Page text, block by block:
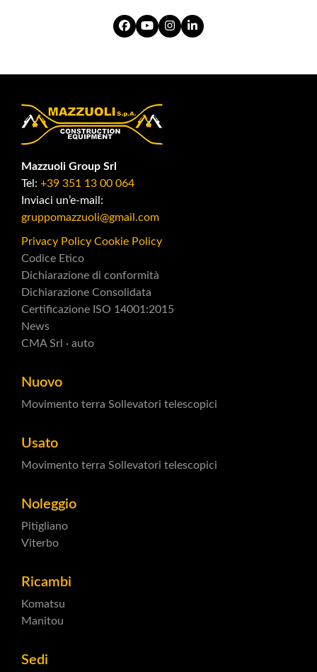
Facebook
YouTubeInstagram
LinkedIn
Mazzuoli Group Srl
Tel: +39 351 13 00 064
Inviaci un’e-mail:
gruppomazzuoli@gmail.com
Privacy Policy Cookie Policy
Codice Etico
Dichiarazione di conformità
Dichiarazione Consolidata
Certificazione ISO 14001:2015
News
CMA Srl · auto
Nuovo
Movimento terra Sollevatori telescopici
Usato
Movimento terra Sollevatori telescopici
Noleggio
Pitigliano
Viterbo
Ricambi
Komatsu
Manitou
Sedi